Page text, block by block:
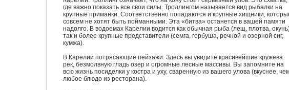
где важно показать все свои силы. Троллингом называется вид рыбалки на
крупные приманки. Соответственно попадаются и крупные хищники,
совсем не хотят быть пойманными. Эта «битва» останется в вашей памяти
надолго. В водоемах Карелии водится как обычная рыба (лещ, плотва,
так и более крупные представители (семга, горбуша, речной и озерной сиг,
кумжа).
В Карелии потрясающие пейзажи. Здесь вы увидите красивейшие кружева
рек, безмолвную гладь озер и огромные лесные массивы. Вы запомните на
всю жизнь посиделки у костра и уху, сваренную из вашего улова (вкуснее,
любое блюдо из ресторана).